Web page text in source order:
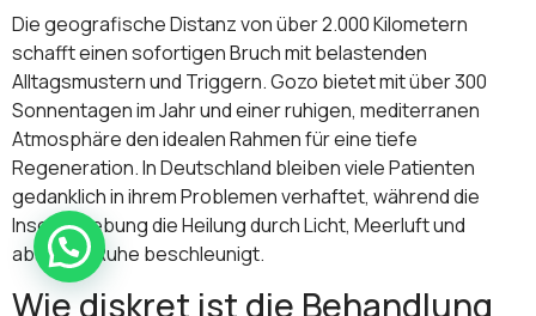
Die geografische Distanz von über 2.000 Kilometern
schafft einen sofortigen Bruch mit belastenden
Alltagsmustern und Triggern. Gozo bietet mit über 300
Sonnentagen im Jahr und einer ruhigen, mediterranen
Atmosphäre den idealen Rahmen für eine tiefe
Regeneration. In Deutschland bleiben viele Patienten
gedanklich in ihrem Problemen verhaftet, während die
Inselumgebung die Heilung durch Licht, Meerluft und
absolute Ruhe beschleunigt.
Wie diskret ist die Behandlung